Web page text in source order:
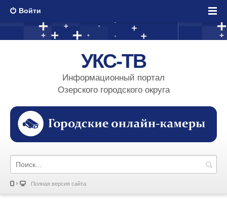
Войти
УКС-ТВ
Информационный портал
Озерского городского округа
Полная версия сайта